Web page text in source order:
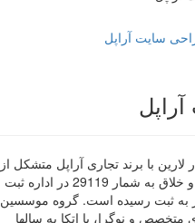
سایت آراپل
لارین با برند تجاری آراپل متشکل از
جمعی از مهندسین پویا و خلاق به شمار 29119 در اداره ثبت
به ثبت رسیده است. گروه موسسین
متخصص و نوگرا، با اتکا به سالها